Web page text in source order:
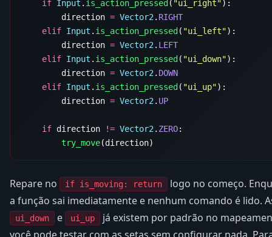
    if
Input . is_action_pressed ( "ui_right"
        direction
= Vector2 .
    elif
Input . is_action_pressed ( "ui_left"
        direction
= Vector2 .
    elif
Input . is_action_pressed ( "ui_down"
        direction
= Vector2 .
    elif
Input . is_action_pressed ( "ui_up"
        direction
= Vector2 .
    if
direction != Vector2 . ZERO
        try_move
Repare no if is_moving: return
logo no começo.
a função sai imediatamente e nenhum comando é lido.
ui_down e ui_up
já existem por padrão no